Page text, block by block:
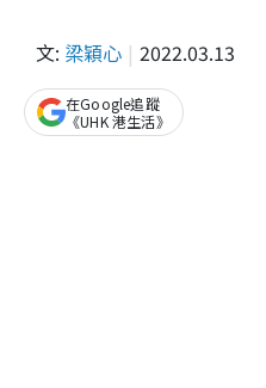
文: 梁穎心 2022.03.13
在Google追蹤
《UHK 港生活》